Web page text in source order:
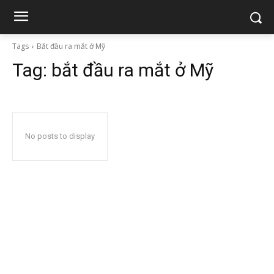
Tags Bắt đầu ra mắt ở Mỹ
Tag: bắt đầu ra mắt ở Mỹ
No posts to display